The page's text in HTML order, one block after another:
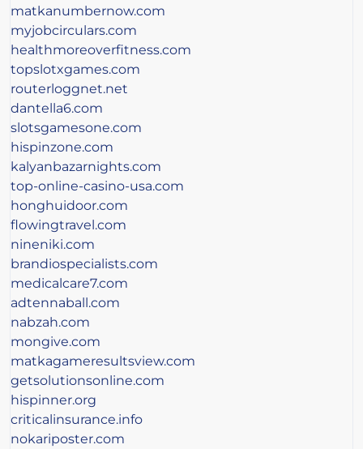
matkanumbernow.com
myjobcirculars.com
healthmoreoverfitness.com
topslotxgames.com
routerloggnet.net
dantella6.com
slotsgamesone.com
hispinzone.com
kalyanbazarnights.com
top-online-casino-usa.com
honghuidoor.com
flowingtravel.com
nineniki.com
brandiospecialists.com
medicalcare7.com
adtennaball.com
nabzah.com
mongive.com
matkagameresultsview.com
getsolutionsonline.com
hispinner.org
criticalinsurance.info
nokariposter.com